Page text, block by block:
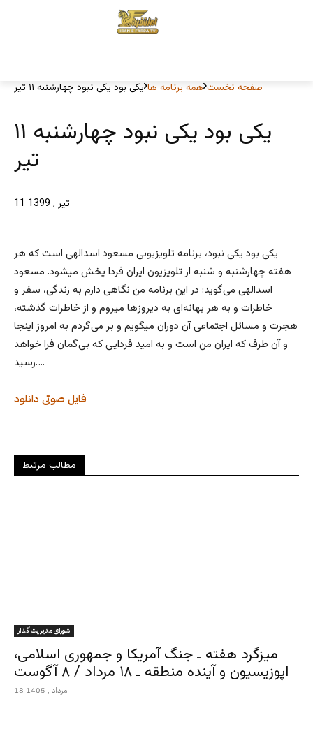
صفحه نخست همه برنامه ها یکی بود یکی نبود چهارشنبه ۱۱ تیر
یکی بود یکی نبود چهارشنبه ۱۱
تیر
11 تیر , 1399
یکی‌ بود یکی‌ نبود، برنامه تلویزیونی مسعود اسدالهی است که هر
هفته چهارشنبه‌ و شنبه‌ از تلویزیون ایران فردا پخش میشود. مسعود
اسدالهی می‌گوید: در این برنامه من نگاهی‌ دارم به زندگی‌، سفر و
خاطرات و به هر بهانه‌ا‌ی به دیروز‌ها میروم و از خاطرات گذشته،
هجرت و مسائل اجتماعی آن دوران میگویم و بر می‌گردم به امروز اینجا
و آن طرف که ایران من است و به امید فردایی که بی‌گمان فرا خواهد
رسید….
دانلود فایل صوتی
مطالب مرتبط
شورای مدیریت گذار
میزگرد هفته ـ جنگ آمریکا و جمهوری اسلامی،
اپوزیسیون و آینده منطقه ـ ۱۸ مرداد / ۸ آگوست
18 مرداد , 1405